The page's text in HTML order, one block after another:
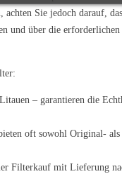
achten Sie jedoch darauf,
und über die erforderlichen
– garantieren die
oft sowohl Original- als
Filterkauf mit Lieferung